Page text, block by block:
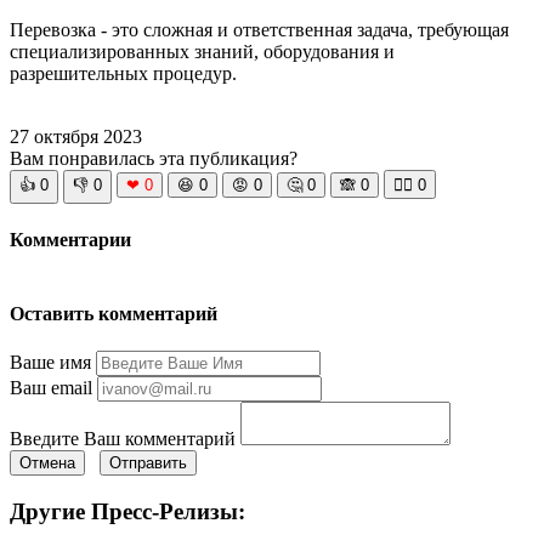
Перевозка - это сложная и ответственная задача, требующая
специализированных знаний, оборудования и
разрешительных процедур.
27 октября 2023
Вам понравилась эта публикация?
👍 0 👎 0 ❤ 0 😆 0 😡 0 🤔 0 🙈 0 🧘‍♀️ 0
Комментарии
Оставить комментарий
Ваше имя
Ваш email
Введите Ваш комментарий
Отмена Отправить
Другие Пресс-Релизы: